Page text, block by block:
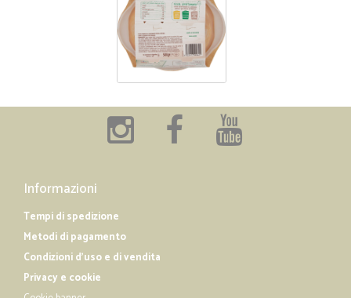
Informazioni
Tempi di spedizione
Metodi di pagamento
Condizioni d'uso e di vendita
Privacy e cookie